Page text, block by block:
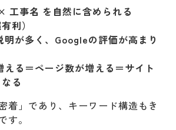
いけない施工実績（失敗例）
例① 写真が少ない（もしく
）
例② 説明文が短く内容が薄
事名 を自然に含められる
利）
が多く、Googleの評価が高まり
る＝ページ数が増える＝サイト
る
着」であり、キーワード構造もき
す。